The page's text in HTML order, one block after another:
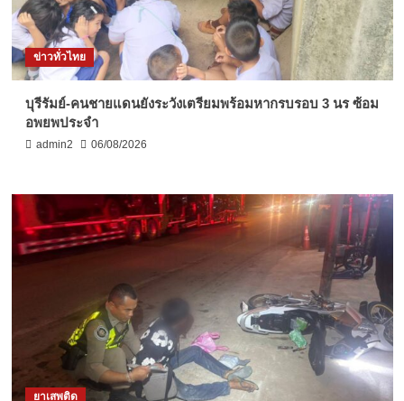
ข่าวทั่วไทย
บุรีรัมย์-คนชายแดนยังระวังเตรียมพร้อมหากรบรอบ 3 นร ซ้อม
อพยพประจำ
admin2 06/08/2026
ยาเสพติด